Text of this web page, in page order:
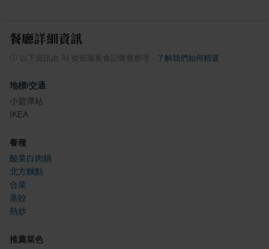
餐廳詳細資訊
ⓘ 以下資訊由 AI 從部落客食記彙整整理 了解我們如何精選
地標/交通
小碧潭站
IKEA
餐種
酸菜白肉鍋
北方麵點
合菜
蒸餃
熱炒
推薦菜色